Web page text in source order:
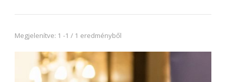
Megjelenítve: 1 -1 / 1 eredményből